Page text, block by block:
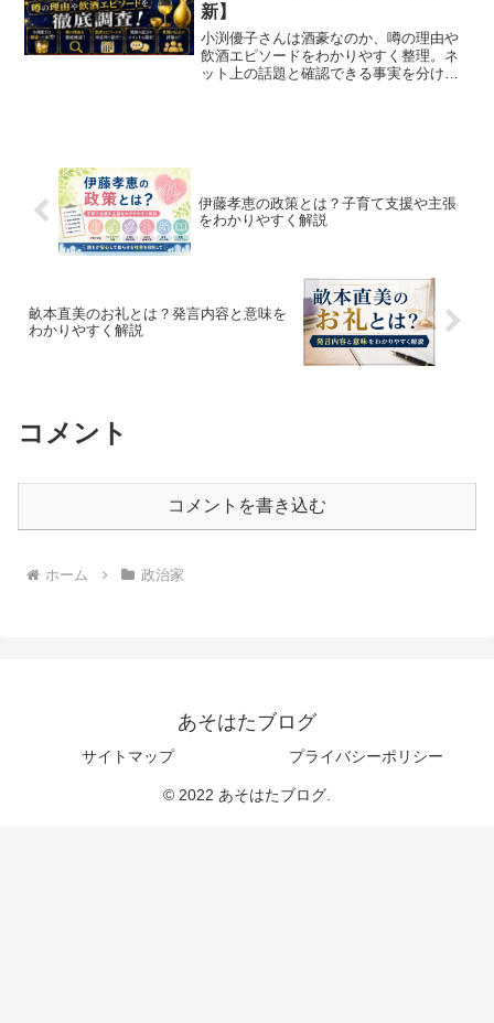
新】
小渕優子さんは酒豪なのか、噂の理由や
飲酒エピソードをわかりやすく整理。ネ
ット上の話題と確認できる事実を分けて
伊藤孝恵の政策とは？子育て支援や主張
をわかりやすく解説
畝本直美のお礼とは？発言内容と意味を
わかりやすく解説
コメント
コメントを書き込む
ホーム 政治家
あそはたブログ
サイトマップ プライバシーポリシー
© 2022 あそはたブログ.